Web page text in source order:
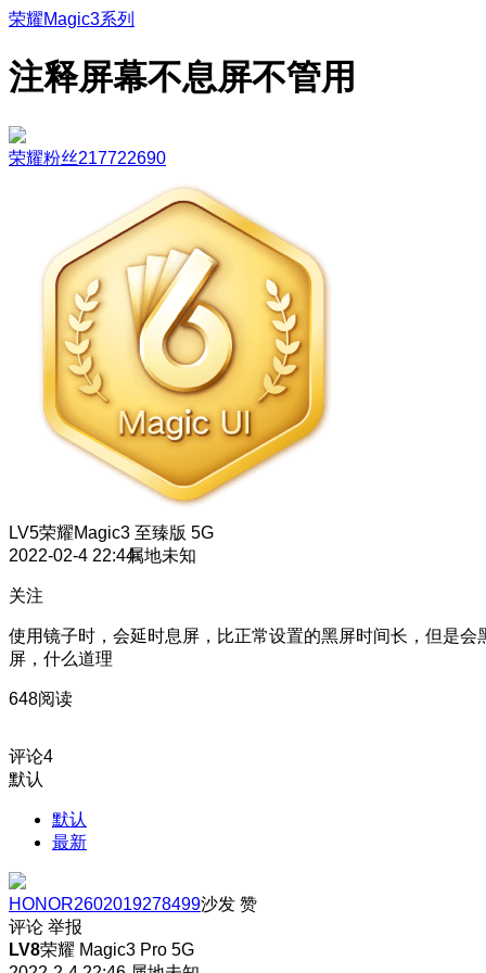
荣耀Magic3系列
注释屏幕不息屏不管用
荣耀粉丝217722690
LV5荣耀Magic3 至臻版 5G
2022-02-4 22:44属地未知
关注
使用镜子时，会延时息屏，比正常设置的黑屏时间长，但是会
屏，什么道理
648阅读
评论4
默认
默认
最新
HONOR2602019278499沙发 赞
评论 举报
LV8荣耀 Magic3 Pro 5G